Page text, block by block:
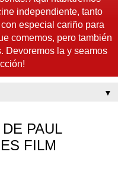
independiente, tanto
especial cariño para
comemos, pero también
Devoremos la y seamos
▼
PAUL
FILM